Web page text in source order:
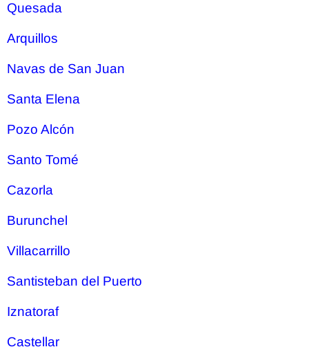
Quesada
Arquillos
Navas de San Juan
Santa Elena
Pozo Alcón
Santo Tomé
Cazorla
Burunchel
Villacarrillo
Santisteban del Puerto
Iznatoraf
Castellar